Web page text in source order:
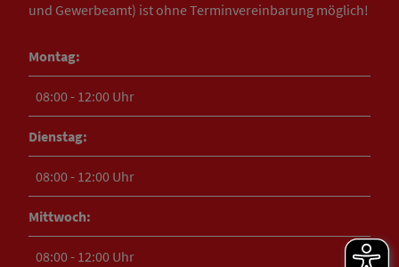
und Gewerbeamt) ist ohne Terminvereinbarung möglich!
Montag:
08:00 - 12:00 Uhr
Dienstag:
08:00 - 12:00 Uhr
Mittwoch:
08:00 - 12:00 Uhr